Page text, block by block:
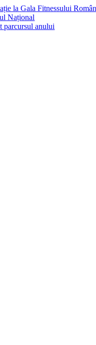
la Gala Fitnessului
Național
parcursul anului